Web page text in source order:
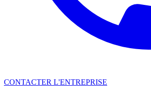
CONTACTER L'ENTREPRISE